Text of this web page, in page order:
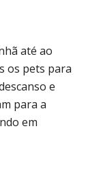
até ao
os pets para
e
para a
em